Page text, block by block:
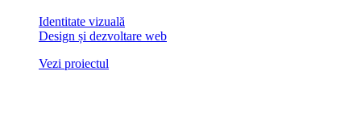
Identitate vizuală
Design și dezvoltare web
Vezi proiectul